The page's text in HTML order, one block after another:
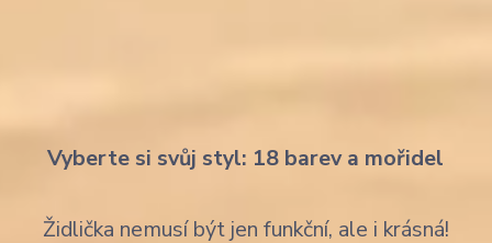
Vyberte si svůj styl: 18 barev a mořidel
Židlička nemusí být jen funkční, ale i krásná!